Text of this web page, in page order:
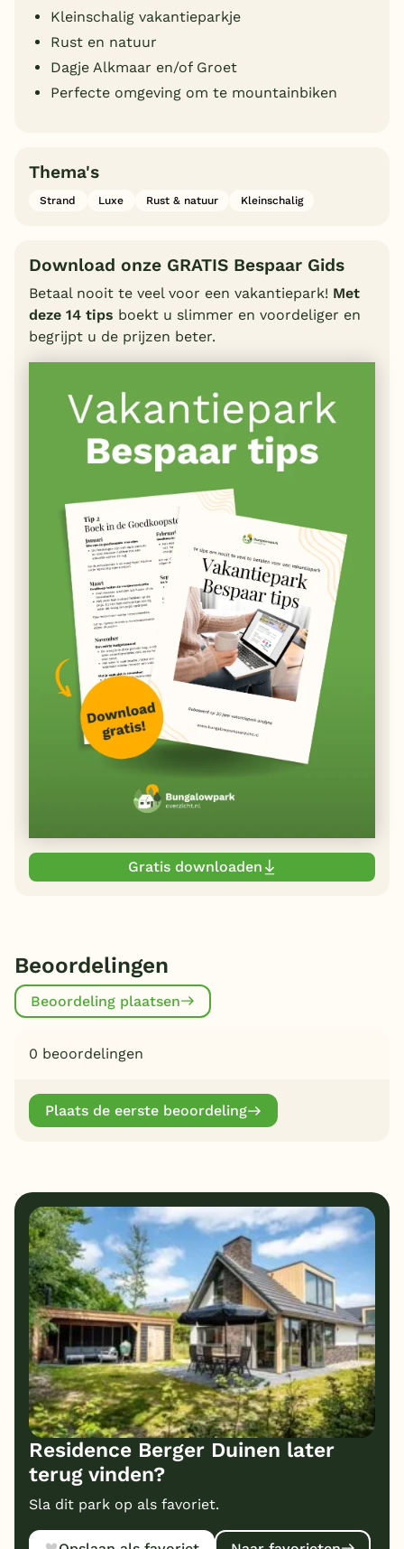
Kleinschalig vakantieparkje
Rust en natuur
Dagje Alkmaar en/of Groet
Perfecte omgeving om te mountainbiken
Thema's
Strand Luxe Rust & natuur Kleinschalig
Download onze GRATIS Bespaar Gids
Betaal nooit te veel voor een vakantiepark! Met
deze 14 tips boekt u slimmer en voordeliger en
begrijpt u de prijzen beter.
Gratis downloaden
Beoordelingen
Beoordeling plaatsen
0 beoordelingen
Plaats de eerste beoordeling
Residence Berger Duinen later
terug vinden?
Sla dit park op als favoriet.